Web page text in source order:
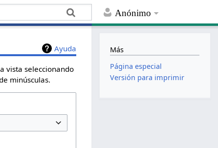
Anónimo
Ayuda
vista seleccionando
minúsculas.
Más
Página especial
Versión para imprimir